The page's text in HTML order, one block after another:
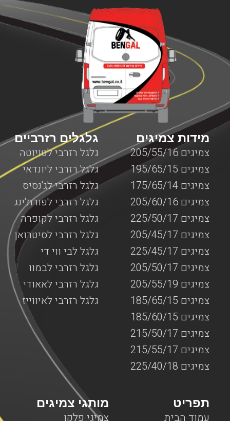
גלגלים רזרביים
גלגל רזרבי לטויוטה
גלגל רזרבי ליונדאי
גלגל רזרבי לג'נסיס
גלגל רזרבי לפורת'ינג
גלגל רזרבי לקופרה
גלגל רזרבי לסיטרואן
גלגל לבי ווי די
גלגל רזרבי לבמוו
גלגל רזרבי לאאודי
גלגל רזרבי לאיווייז
מידות צמיגים
צמיגים 205/55/16
צמיגים 195/65/15
צמיגים 175/65/14
צמיגים 205/60/16
צמיגים 225/50/17
צמיגים 205/45/17
צמיגים 225/45/17
צמיגים 205/50/17
צמיגים 205/55/19
צמיגים 185/65/15
צמיגים 185/60/15
צמיגים 215/50/17
צמיגים 215/55/17
צמיגים 225/40/18
מותגי צמיגים
צמיגי פלקן
תפריט
עמוד הבית